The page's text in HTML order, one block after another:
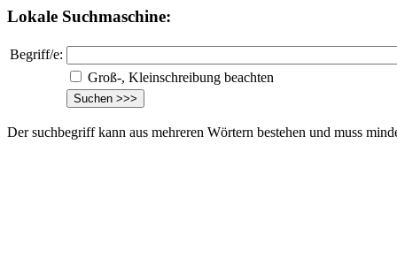
Lokale Suchmaschine:
Begriff/e:
Groß-, Kleinschreibung beachten
Der suchbegriff kann aus mehreren Wörtern bestehen und muss